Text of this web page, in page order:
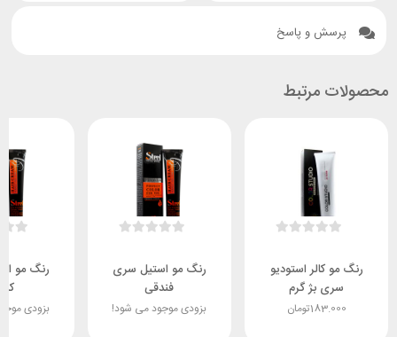
پرسش و پاسخ
محصولات مرتبط
رنگ مو کالر استودیو
سری بژ گرم
تومان183.000
رنگ مو استیل سری
فندقی
بزودی موجود می شود!
رنگ مو
بزودی